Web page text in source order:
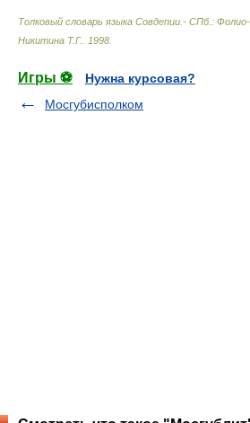
Толковый словарь языка Совдепии.- СПб.:
Никитина Т.Г.
1998
Игры ⚽
Нужна курсовая?
Мосгубисполком